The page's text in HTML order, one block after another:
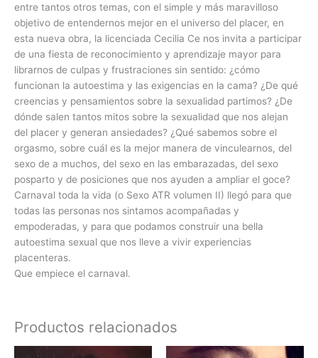
entre tantos otros temas, con el simple y más maravilloso
objetivo de entendernos mejor en el universo del placer, en
esta nueva obra, la licenciada Cecilia Ce nos invita a participar
de una fiesta de reconocimiento y aprendizaje mayor para
librarnos de culpas y frustraciones sin sentido: ¿cómo
funcionan la autoestima y las exigencias en la cama? ¿De qué
creencias y pensamientos sobre la sexualidad partimos? ¿De
dónde salen tantos mitos sobre la sexualidad que nos alejan
del placer y generan ansiedades? ¿Qué sabemos sobre el
orgasmo, sobre cuál es la mejor manera de vinculearnos, del
sexo de a muchos, del sexo en las embarazadas, del sexo
posparto y de posiciones que nos ayuden a ampliar el goce?
Carnaval toda la vida (o Sexo ATR volumen II) llegó para que
todas las personas nos sintamos acompañadas y
empoderadas, y para que podamos construir una bella
autoestima sexual que nos lleve a vivir experiencias
placenteras.
Que empiece el carnaval.
Productos relacionados